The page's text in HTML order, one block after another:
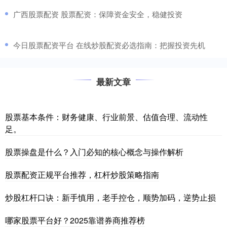
​广西股票配资 股票配资：保障资金安全，稳健投资
​今日股票配资平台 在线炒股配资必选指南：把握投资先机
最新文章
股票基本条件：财务健康、行业前景、估值合理、流动性
足。
股票操盘是什么？入门必知的核心概念与操作解析
股票配资正规平台推荐，杠杆炒股策略指南
炒股杠杆口诀：新手慎用，老手控仓，顺势加码，逆势止损
哪家股票平台好？2025靠谱券商推荐榜